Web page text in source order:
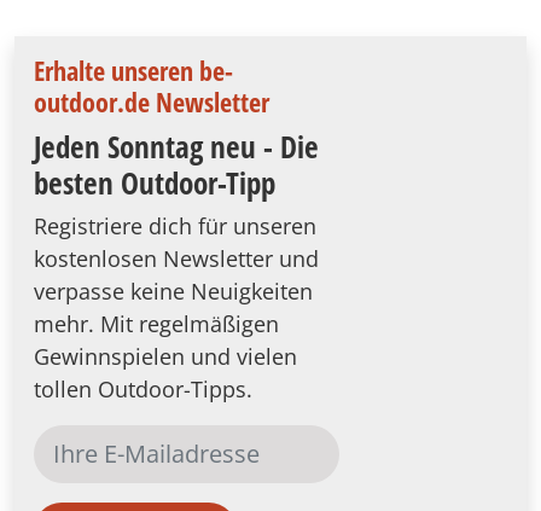
Erhalte unseren be-
outdoor.de Newsletter
Jeden Sonntag neu - Die
besten Outdoor-Tipp
Registriere dich für unseren
kostenlosen Newsletter und
verpasse keine Neuigkeiten
mehr. Mit regelmäßigen
Gewinnspielen und vielen
tollen Outdoor-Tipps.